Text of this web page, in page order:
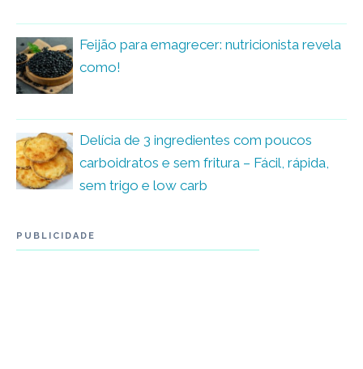
Feijão para emagrecer: nutricionista revela
como!
Delícia de 3 ingredientes com poucos
carboidratos e sem fritura – Fácil, rápida,
sem trigo e low carb
PUBLICIDADE